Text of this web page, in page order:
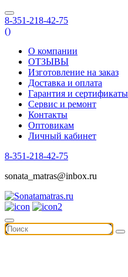
8-351-218-42-75
()
О компании
ОТЗЫВЫ
Изготовление на заказ
Доставка и оплата
Гарантия и сертификаты
Сервис и ремонт
Контакты
Оптовикам
Личный кабинет
8-351-218-42-75
sonata_matras@inbox.ru